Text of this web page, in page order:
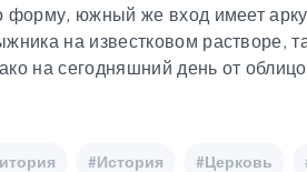
форму, южный же вход имеет
на известковом растворе,
на сегодняшний день от
#История #Церковь